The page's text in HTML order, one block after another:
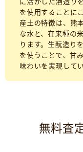
を使用することに
産土の特徴は、熊
な水と、在来種の
ります。生酛造り
を使うことで、甘
味わいを実現してい
無料査